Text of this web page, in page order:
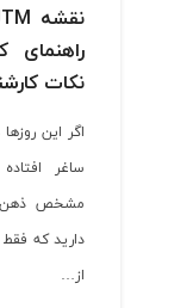
راهنمای
نکات
اگر این
ساغر
مشخص ذهن
دارید که فقط
از…